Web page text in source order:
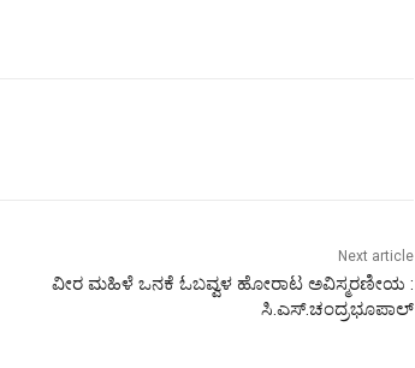
Next article
ವೀರ ಮಹಿಳೆ ಒನಕೆ ಓಬವ್ವಳ ಹೋರಾಟ ಅವಿಸ್ಮರಣೀಯ :
ಸಿ.ಎಸ್.ಚಂದ್ರಭೂಪಾಲ್